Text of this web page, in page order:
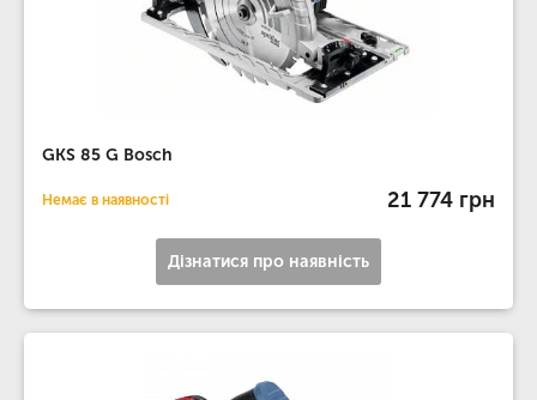
GKS 85 G Bosch
Немає в наявності 21 774 грн
Дізнатися про наявність